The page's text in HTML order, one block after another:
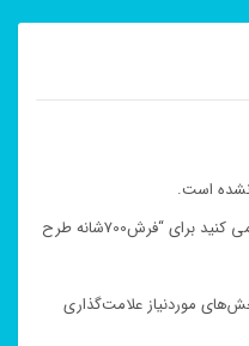
است.
اولین نفری باشید که دیدگاهی را ارسال می کنید برای “فرش700شانه طرح
موردنیاز علامت‌گذاری